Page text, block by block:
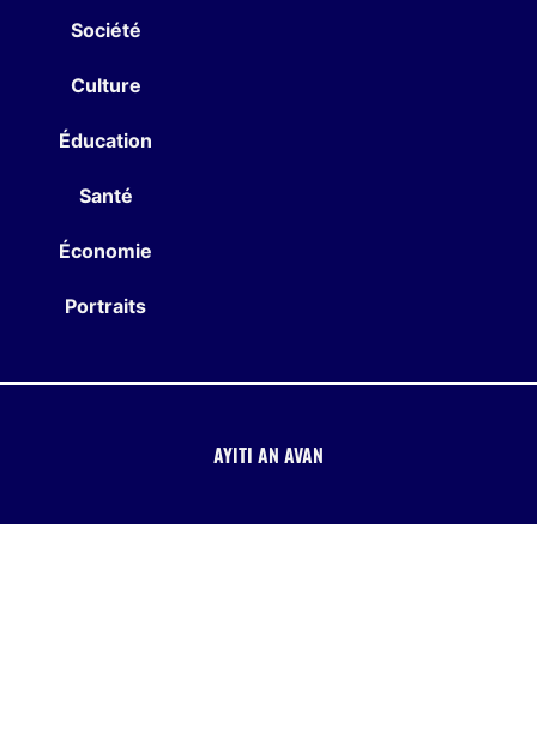
Société
Culture
Éducation
Santé
Économie
Portraits
AYITI AN AVAN